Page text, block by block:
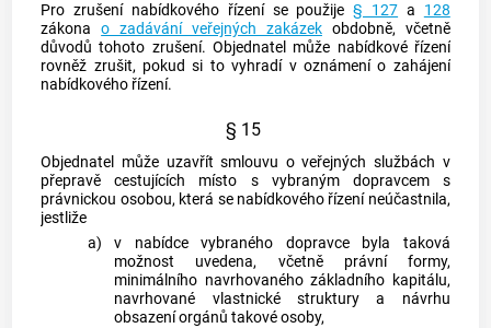
Pro zrušení nabídkového řízení se použije§ 127 a 128
zákonao zadávání veřejných zakázekobdobně, včetně
důvodů tohoto zrušení. Objednatel může nabídkové řízení
rovněž zrušit, pokud si to vyhradí v oznámení o zahájení
nabídkového řízení.
§ 15
Objednatel může uzavřít smlouvu o veřejných službách v
přepravě cestujících místo s vybraným dopravcem s
právnickou osobou, která se nabídkového řízení neúčastnila,
jestliže
a)
v nabídce vybraného dopravce byla taková
možnost uvedena, včetně právní formy,
minimálního navrhovaného základního kapitálu,
navrhované vlastnické struktury a návrhu
obsazení orgánů takové osoby,